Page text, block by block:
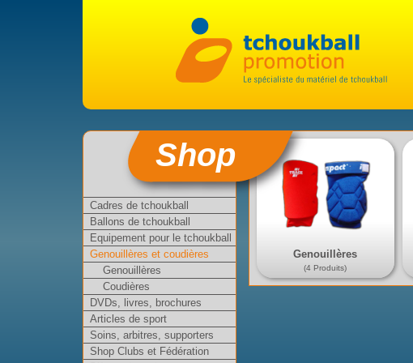
Shop
Cadres de tchoukball
Ballons de tchoukball
Equipement pour le tchoukball
Genouillères et coudières
Genouillères
Coudières
DVDs, livres, brochures
Articles de sport
Soins, arbitres, supporters
Shop Clubs et Fédération
Genouillères
(4 Produits)